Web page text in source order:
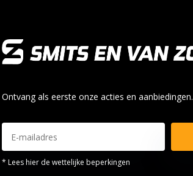
Ontvang als eerste onze acties en aanbiedingen.
* Lees hier de wettelijke beperkingen